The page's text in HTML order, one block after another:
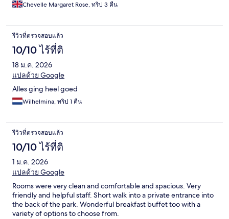
Chevelle Margaret Rose, ทริป 3 คืน
รีวิวที่ตรวจสอบแล้ว
10/10 ไร้ที่ติ
18 ม.ค. 2026
แปลด้วย Google
Alles ging heel goed
Wilhelmina, ทริป 1 คืน
รีวิวที่ตรวจสอบแล้ว
10/10 ไร้ที่ติ
1 ม.ค. 2026
แปลด้วย Google
Rooms were very clean and comfortable and spacious. Very
friendly and helpful staff. Short walk into a private entrance into
the back of the park. Wonderful breakfast buffet too with a
variety of options to choose from.